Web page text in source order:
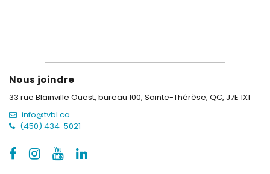
Nous joindre
33 rue Blainville Ouest, bureau 100, Sainte-Thérèse, QC, J7E 1X1
info@tvbl.ca
(450) 434-5021